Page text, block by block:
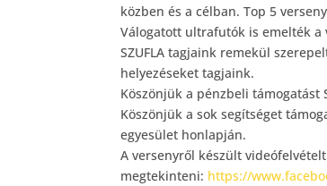
közben és a célban. Top 5
Válogatott ultrafutók is emelték a
SZUFLA tagjaink remekül
helyezéseket tagjaink.
Köszönjük a pénzbeli támogatást
Köszönjük a sok segítséget
egyesület honlapján.
A versenyről készült
megtekinteni: https://